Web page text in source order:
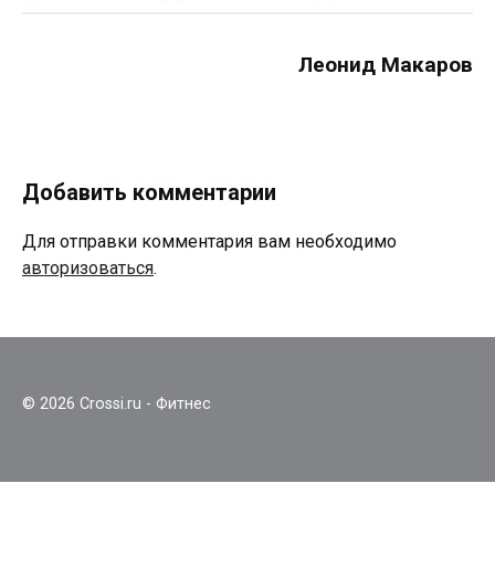
Леонид Макаров
Добавить комментарии
Для отправки комментария вам необходимо
авторизоваться.
© 2026 Crossi.ru - Фитнес